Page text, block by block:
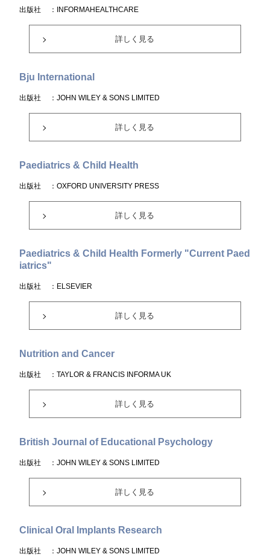
出版社 ：INFORMAHEALTHCARE
詳しく見る
Bju International
出版社 ：JOHN WILEY & SONS LIMITED
詳しく見る
Paediatrics & Child Health
出版社 ：OXFORD UNIVERSITY PRESS
詳しく見る
Paediatrics & Child Health Formerly "Current Paed
iatrics"
出版社 ：ELSEVIER
詳しく見る
Nutrition and Cancer
出版社 ：TAYLOR & FRANCIS INFORMA UK
詳しく見る
British Journal of Educational Psychology
出版社 ：JOHN WILEY & SONS LIMITED
詳しく見る
Clinical Oral Implants Research
出版社 ：JOHN WILEY & SONS LIMITED